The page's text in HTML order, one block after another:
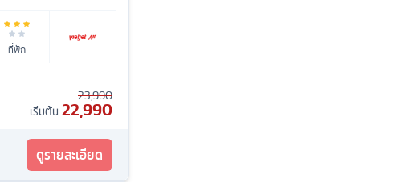
ที่พัก
23,990
เริ่มต้น 22,990
ดูรายละเอียด